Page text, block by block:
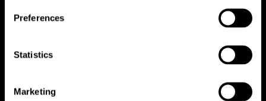
Preferences
Statistics
Marketing